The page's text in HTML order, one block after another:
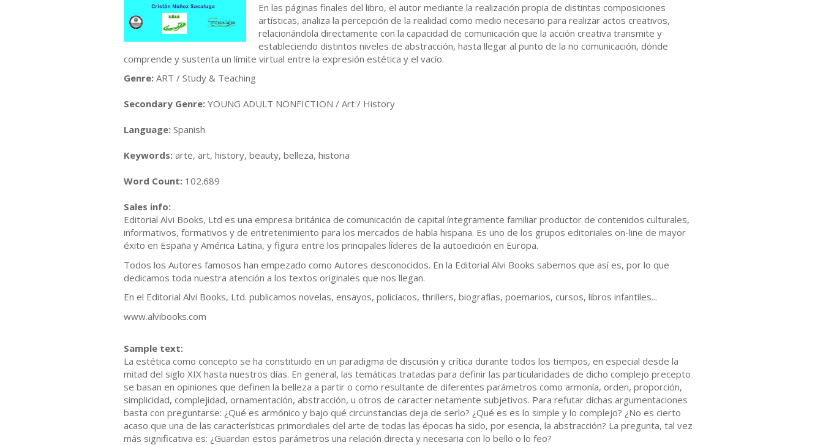
En las páginas finales del libro, el autor mediante la realización propia de distintas composiciones
artísticas, analiza la percepción de la realidad como medio necesario para realizar actos creativos,
relacionándola directamente con la capacidad de comunicación que la acción creativa transmite y
estableciendo distintos niveles de abstracción, hasta llegar al punto de la no comunicación, dónde
comprende y sustenta un límite virtual entre la expresión estética y el vacío.
Genre: ART / Study & Teaching
Secondary Genre: YOUNG ADULT NONFICTION / Art / History
Language: Spanish
Keywords: arte, art, history, beauty, belleza, historia
Word Count: 102.689
Sales info:
Editorial Alvi Books, Ltd es una empresa británica de comunicación de capital íntegramente familiar productor de contenidos culturales,
informativos, formativos y de entretenimiento para los mercados de habla hispana. Es uno de los grupos editoriales on-line de mayor
éxito en España y América Latina, y figura entre los principales líderes de la autoedición en Europa.
Todos los Autores famosos han empezado como Autores desconocidos. En la Editorial Alvi Books sabemos que así es, por lo que
dedicamos toda nuestra atención a los textos originales que nos llegan.
En el Editorial Alvi Books, Ltd. publicamos novelas, ensayos, policíacos, thrillers, biografías, poemarios, cursos, libros infantiles...
www.alvibooks.com
Sample text:
La estética como concepto se ha constituido en un paradigma de discusión y crítica durante todos los tiempos, en especial desde la
mitad del siglo XIX hasta nuestros días. En general, las temáticas tratadas para definir las particularidades de dicho complejo precepto
se basan en opiniones que definen la belleza a partir o como resultante de diferentes parámetros como armonía, orden, proporción,
simplicidad, complejidad, ornamentación, abstracción, u otros de caracter netamente subjetivos. Para refutar dichas argumentaciones
basta con preguntarse: ¿Qué es armónico y bajo qué circunstancias deja de serlo? ¿Qué es es lo simple y lo complejo? ¿No es cierto
acaso que una de las características primordiales del arte de todas las épocas ha sido, por esencia, la abstracción? La pregunta, tal vez
más significativa es: ¿Guardan estos parámetros una relación directa y necesaria con lo bello o lo feo?